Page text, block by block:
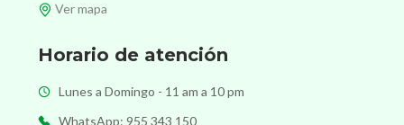
Ver mapa
Horario de atención
Lunes a Domingo - 11 am a 10 pm
WhatsApp: 955 343 150